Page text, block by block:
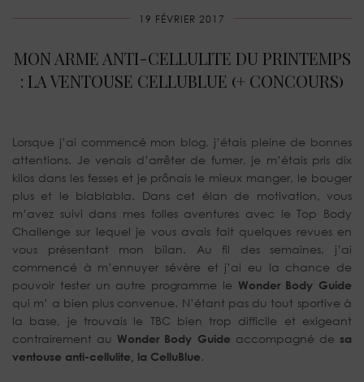
19 FÉVRIER 2017
MON ARME ANTI-CELLULITE DU PRINTEMPS
: LA VENTOUSE CELLUBLUE (+ CONCOURS)
Lorsque j’ai commencé mon blog, j’étais pleine de bonnes
attentions. Je venais d’arrêter de fumer, je m’étais pris dix
kilos dans les fesses et je prônais le mieux manger, le bouger
plus et le blablabla. Dans cet élan de motivation, vous
m’avez suivi dans mes folles aventures avec le Top Body
Challenge sur lequel je vous avais fait quelques revues en
vous présentant mon bilan. Au fil des semaines, j’ai
commencé à m’ennuyer sévère et j’ai eu la chance de
pouvoir tester un autre programme le Wonder Body Guide
qui m’ a bien plus convenue. N’étant pas du tout sportive à
la base, je trouvais le TBC bien trop difficile et exigeant
contrairement au Wonder Body Guide accompagné de sa
ventouse anti-cellulite, la CelluBlue.